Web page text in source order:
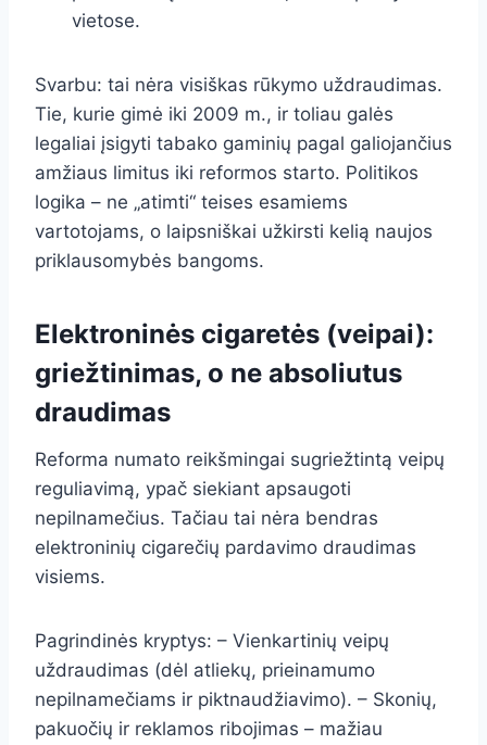
vietose.
Svarbu: tai nėra visiškas rūkymo uždraudimas.
Tie, kurie gimė iki 2009 m., ir toliau galės
legaliai įsigyti tabako gaminių pagal galiojančius
amžiaus limitus iki reformos starto. Politikos
logika – ne „atimti“ teises esamiems
vartotojams, o laipsniškai užkirsti kelią naujos
priklausomybės bangoms.
Elektroninės cigaretės (veipai):
griežtinimas, o ne absoliutus
draudimas
Reforma numato reikšmingai sugriežtintą veipų
reguliavimą, ypač siekiant apsaugoti
nepilnamečius. Tačiau tai nėra bendras
elektroninių cigarečių pardavimo draudimas
visiems.
Pagrindinės kryptys: – Vienkartinių veipų
uždraudimas (dėl atliekų, prieinamumo
nepilnamečiams ir piktnaudžiavimo). – Skonių,
pakuočių ir reklamos ribojimas – mažiau